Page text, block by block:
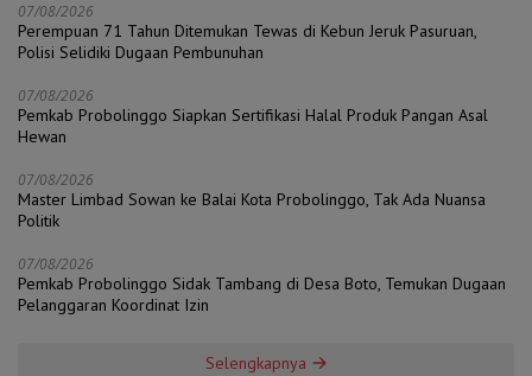
07/08/2026
Perempuan 71 Tahun Ditemukan Tewas di Kebun Jeruk Pasuruan,
Polisi Selidiki Dugaan Pembunuhan
07/08/2026
Pemkab Probolinggo Siapkan Sertifikasi Halal Produk Pangan Asal
Hewan
07/08/2026
Master Limbad Sowan ke Balai Kota Probolinggo, Tak Ada Nuansa
Politik
07/08/2026
Pemkab Probolinggo Sidak Tambang di Desa Boto, Temukan Dugaan
Pelanggaran Koordinat Izin
Selengkapnya